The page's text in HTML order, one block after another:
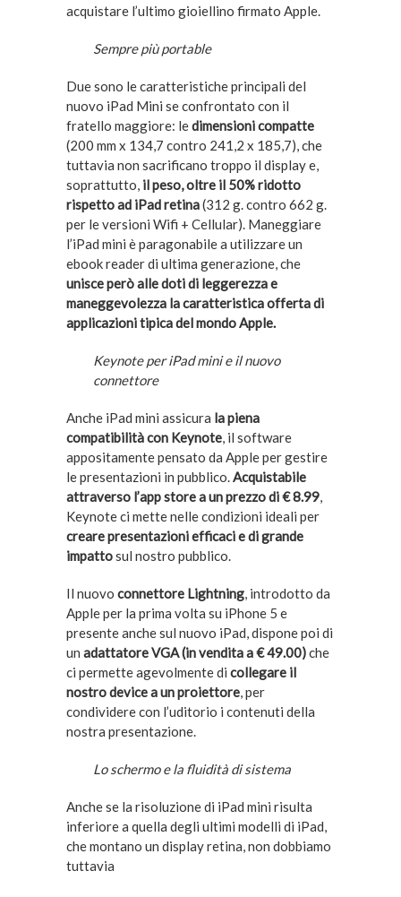
acquistare l’ultimo gioiellino firmato Apple.
Sempre più portable
Due sono le caratteristiche principali del
nuovo iPad Mini se confrontato con il
fratello maggiore: ledimensioni compatte
(200 mm x 134,7 contro 241,2 x 185,7), che
tuttavia non sacrificano troppo il display e,
soprattutto, il peso, oltre il 50% ridotto
rispetto ad iPad retina(312 g. contro 662 g.
per le versioni Wifi + Cellular). Maneggiare
l’iPad mini è paragonabile a utilizzare un
ebook reader di ultima generazione, che
unisce però alle doti di leggerezza e
maneggevolezza la caratteristica offerta di
applicazioni tipica del mondo Apple.
Keynote per iPad mini e il nuovo
connettore
Anche iPad mini assicura la piena
compatibilità con Keynote, il software
appositamente pensato da Apple per gestire
le presentazioni in pubblico.Acquistabile
attraverso l’app store a un prezzo di € 8.99,
Keynote ci mette nelle condizioni ideali per
creare presentazioni efficaci e di grande
impattosul nostro pubblico.
Il nuovo connettore Lightning, introdotto da
Apple per la prima volta su iPhone 5 e
presente anche sul nuovo iPad, dispone poi di
un adattatore VGA (in vendita a € 49.00)che
ci permette agevolmente di collegare il
nostro device a un proiettore, per
condividere con l’uditorio i contenuti della
nostra presentazione.
Lo schermo e la fluidità di sistema
Anche se la risoluzione di iPad mini risulta
inferiore a quella degli ultimi modelli di iPad,
che montano un display retina, non dobbiamo
tuttavia